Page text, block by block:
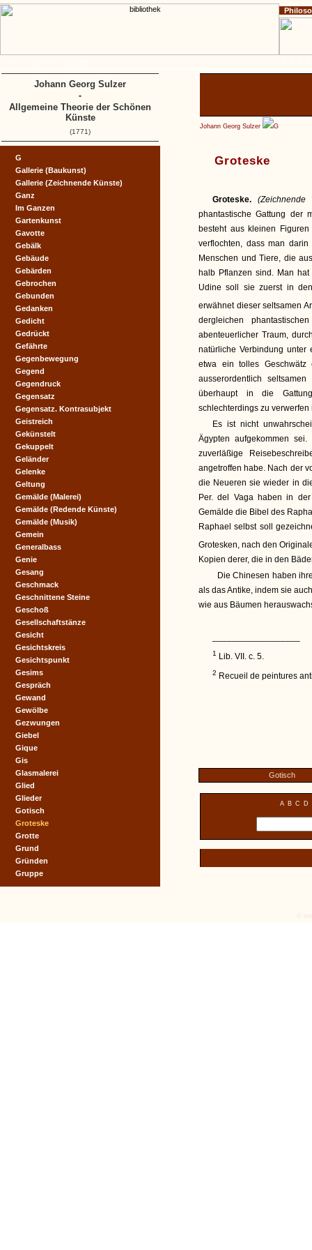
Johann Georg Sulzer G
Groteske
Groteske.
phantastische Gattung der
besteht aus kleinen
verflochten, dass man
Menschen und Tiere, die
halb Pflanzen sind. Man
Udine soll sie zuerst in
erwähnet dieser seltsamen
dergleichen
abenteuerlicher Traum,
natürliche Verbindung
etwa ein tolles Geschwätz
ausserordentlich
überhaupt in die
schlechterdings zu verwerfen
Es ist nicht
Ägypten aufgekommen
zuverläßige
angetroffen habe. Nach der
die Neueren sie wieder in
Per. del Vaga haben in
Gemälde die Bibel des
Raphael selbst soll
Grotesken, nach den
Kopien derer, die in den
Die Chinesen haben
als das Antike, indem sie
wie aus Bäumen
1 Lib. VII. c. 5.
2 Recueil de peintures
Gotisch
A B C D
G
Gallerie (Baukunst)
Gallerie (Zeichnende Künste)
Ganz
Im Ganzen
Gartenkunst
Gavotte
Gebälk
Gebäude
Gebärden
Gebrochen
Gebunden
Gedanken
Gedicht
Gedrückt
Gefährte
Gegenbewegung
Gegend
Gegendruck
Gegensatz
Gegensatz. Kontrasubjekt
Geistreich
Gekünstelt
Gekuppelt
Geländer
Gelenke
Geltung
Gemälde (Malerei)
Gemälde (Redende Künste)
Gemälde (Musik)
Gemein
Generalbass
Genie
Gesang
Geschmack
Geschnittene Steine
Geschoß
Gesellschaftstänze
Gesicht
Gesichtskreis
Gesichtspunkt
Gesims
Gespräch
Gewand
Gewölbe
Gezwungen
Giebel
Gique
Gis
Glasmalerei
Glied
Glieder
Gotisch
Groteske
Grotte
Grund
Gründen
Gruppe
Johann Georg Sulzer
-
Allgemeine Theorie der Schönen
Künste
(1771)